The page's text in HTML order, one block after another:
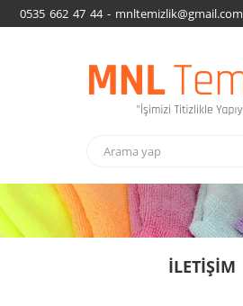
0535 662 47 44 - mnltemizlik@gmail.com
İLETİŞİM